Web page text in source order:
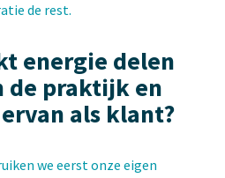
de rest.
energie delen
de praktijk en
als klant?
we eerst onze eigen